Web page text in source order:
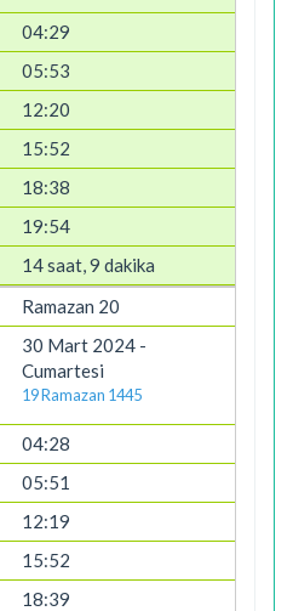
04:29
05:53
12:20
15:52
18:38
19:54
14 saat, 9 dakika
Ramazan 20
30 Mart 2024 -
Cumartesi
19 Ramazan 1445
04:28
05:51
12:19
15:52
18:39